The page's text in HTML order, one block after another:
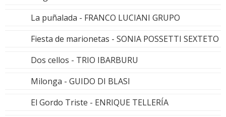
La puñalada - FRANCO LUCIANI GRUPO
Fiesta de marionetas - SONIA POSSETTI SEXTETO
Dos cellos - TRIO IBARBURU
Milonga - GUIDO DI BLASI
El Gordo Triste - ENRIQUE TELLERÍA